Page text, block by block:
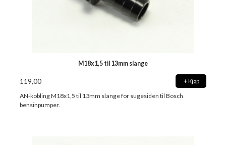
M18x1,5 til 13mm slange
119,00 Kjøp
AN-kobling M18x1,5 til 13mm slange for sugesiden til Bosch
bensinpumper.